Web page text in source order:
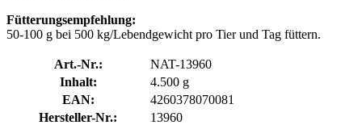
Fütterungsempfehlung:
50-100 g bei 500 kg/Lebendgewicht pro Tier und Tag füttern.
Art.-Nr.:
NAT-13960
Inhalt:
4.500 g
EAN:
4260378070081
Hersteller-Nr.:
13960